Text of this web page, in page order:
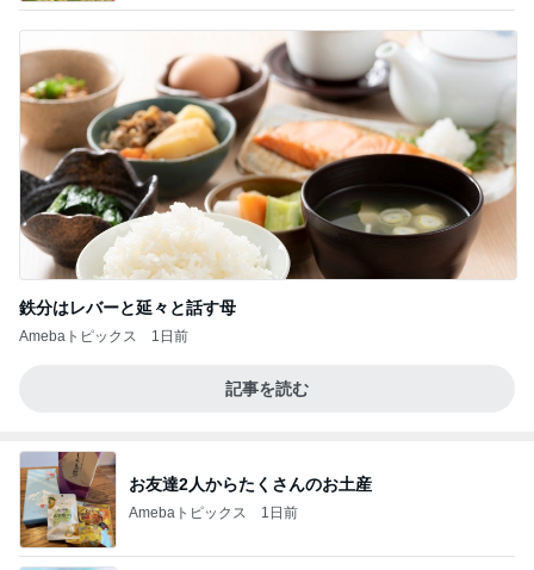
鉄分はレバーと延々と話す母
Amebaトピックス 1日前
記事を読む
お友達2人からたくさんのお土産
Amebaトピックス 1日前